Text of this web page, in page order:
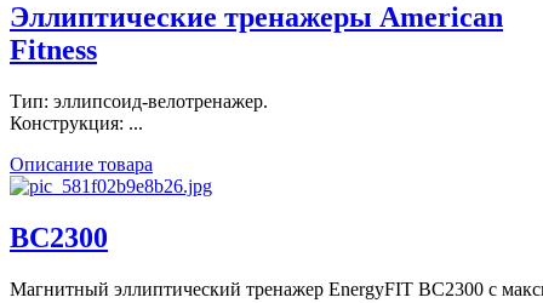
Эллиптические тренажеры American
Fitness
Тип: эллипсоид-велотренажер.
Конструкция: ...
Описание товара
BC2300
Магнитный эллиптический тренажер EnergyFIT BC2300 с